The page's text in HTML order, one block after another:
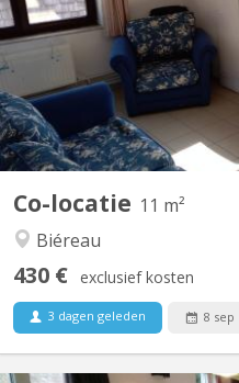
Co-locatie 11 m²
Biéreau
430 € exclusief kosten
3 dagen geleden 8 sep
Neuve Domiciliation
vert et calme : 32 rue